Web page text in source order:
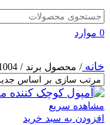
0 موارد
خانه / محصول برند /
مشاهده سریع
افزودن به سبد خرید